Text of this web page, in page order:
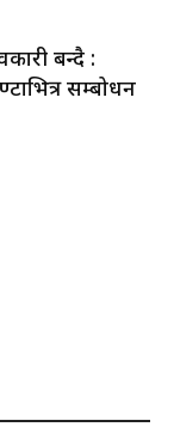
बन्दै :
सम्बोधन